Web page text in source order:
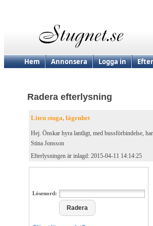
Hem Annonsera Logga in
Radera efterlysning
Liten stuga, lägenhet
Hej. Önskar hyra lantligt, med bussförbindelse,
Stina Jonsson
Efterlysningen är inlagd: 2015-04-11 14:14:25
Lösenord: